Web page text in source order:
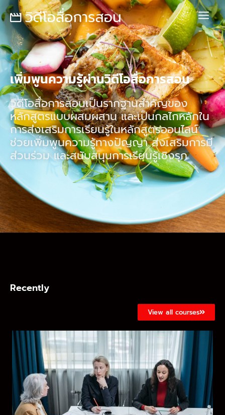
Skip
to
content
Main
Menu
เพิ่มพูนความรู้ผ่านวิดีโอสื่อการสอน
วิดีโอสื่อการสอนเป็นรากฐานสำคัญของ
หลักสูตรแบบผสมผสาน และเป็นกลไกหลักใน
การส่งเสริมการเรียนรู้ในหลักสูตรออนไลน์
ช่วยเพิ่มพูนความรู้ทางปัญญา ส่งเสริมการมี
ส่วนร่วม และสนับสนุนการเรียนรู้เชิงรุก
Recently
View all courses